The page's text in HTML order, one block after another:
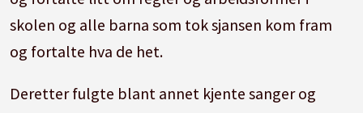
skolen og alle barna som tok sjansen kom fram
og fortalte hva de het.
Deretter fulgte blant annet kjente sanger og